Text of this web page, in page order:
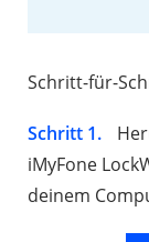
Schritt-für-
Schritt 1.
iMyFone
deinem